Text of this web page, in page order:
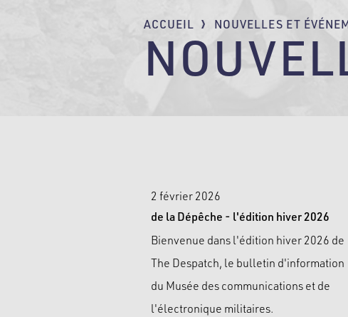
FIL
ACCUEIL NOUVELLES ET
2 février 2026
de la Dépêche - l'édition hiver 2026
Bienvenue dans l'édition hiver 2026 de
The Despatch, le bulletin d'information
du Musée des communications et de
l'électronique militaires.